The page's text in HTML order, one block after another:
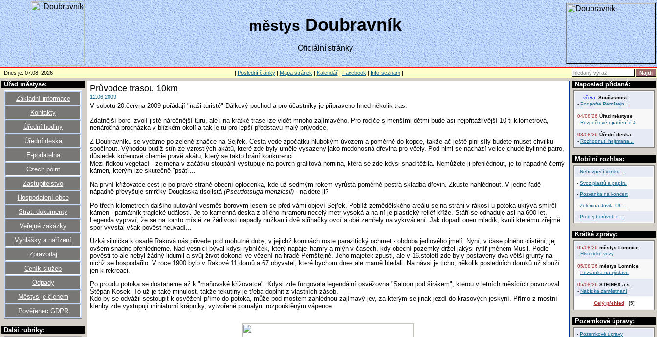
městysDoubravník
Oficiální stránky
Dnes je: 07.08. 2026 | Poslední články| Mapa stránek | Kalendář| Facebook | Info-seznam|
Úřad městyse:
Základní informace
Kontakty
Úřední hodiny
Úřední deska
E-podatelna
Czech point
Zastupitelstvo
Hospodaření obce
Strat. dokumenty
Veřejné zakázky
Vyhlášky a nařízení
Zpravodaj
Ceník služeb
Odpady
Městys je členem
Pověřenec GDPR
Další rubriky:
Naposled přidané:
včera Současnost
- Podpořte Pernštejn...
04/08/26 Úřad městyse
- Rozpočtové opatření č.4
03/08/26 Úřední deska
- Rozhodnutí hejtmana...
Mobilní rozhlas:
- Nebezpečí vzniku...
- Svoz plastů a papíru
- Pozvánka na koncert
- Zelenina Juvita Uh...
- Prodej borůvek z ...
Krátké zprávy:
05/08/26 městys Lomnice
- Historické vozy
05/08/26 městys Lomnice
- Pozvánka na výstavu
05/08/26 STEINEX a.s.
- Nabídka zaměstnání
Celý přehled[5]
Pozemkové úpravy:
- Pozemkové úpravy
Průvodce trasou 10km
12.06.2009
V sobotu 20.června 2009 pořádají "naši turisté" Dálkový pochod a pro účastníky je připraveno hned několik tras.
Zdatnější borci zvolí jistě náročnější túru, ale i na krátké trase lze vidět mnoho zajímavého. Pro rodiče s menšími dětmi bude asi nejpřitažlivější 10-ti kilometrová,
nenáročná procházka v blízkém okolí a tak je tu pro lepší představu malý průvodce.
Z Doubravníku se vydáme po zelené značce na Sejřek. Cesta vede zpočátku hlubokým úvozem a poměrně do kopce, takže ač ještě plni síly budete muset chvilku
spočinout. Výhodou budiž stín ze vzrostlých akátů, které zde byly uměle vysazeny jako medonosná dřevina pro včely. Pod nimi se nachází velice chudé bylinné patro,
důsledek kořenové chemie právě akátu, který se takto brání konkurenci.
Mezi řídkou vegetací - zejména v začátku stoupání vystupuje na povrch grafitová hornina, která se zde kdysi snad těžila. Nemůžete ji přehlédnout, je to nápadně černý
kámen, kterým lze skutečně "psát"...
Na první křižovatce cest je po pravé straně obecní oplocenka, kde už sedmým rokem vyrůstá poměrně pestrá skladba dřevin. Zkuste nahlédnout. V jedné řadě
nápadně převyšuje smrčky Douglaska tisolistá (Pseudotsuga menziesii) - najdete ji?
Po třech kilometrech dalšího putování vesměs borovým lesem se před vámi objeví Sejřek. Poblíž zemědělského areálu se na stráni v rákosí u potoka ukrývá smírčí
kámen - památník tragické události. Je to kamenná deska z bílého mramoru necelý metr vysoká a na ní je plastický reliéf kříže. Stáří se odhaduje asi na 600 let.
Legenda vypraví, že se na tomto místě ze žárlivosti napadly nůžkami dvě střihačky ovcí a obě zemřely na vykrvácení. Jak dopadl onen mladík, kvůli kterému zřejmě
spor vyvstal však pověst neuvadí...
Úzká silnička k osadě Raková nás přivede pod mohutné duby, v jejichž korunách roste parazitický ochmet - obdoba jedlového jmelí. Nyní, v čase plného olistění, jej
ovšem snadno přehlédneme. Nad vesnicí býval kdysi rybníček, který napájel hamry a mlýn v časech, kdy obecní pozemky držel jakýsi rytíř jménem Musil. Podle
pověsti to ale nebyl žádný lidumil a svůj život dokonal ve vězení na hradě Pernštejně. Jeho majetek zpustl, ale v 16.století zde byly postaveny dva větší grunty na
nichž se hospodařilo. V roce 1900 bylo v Rakové 11.domů a 67 obyvatel, které bychom dnes ale marně hledali. Na návsi je ticho, několik posledních domků už slouží
jen k rekreaci.
Po proudu potoka se dostaneme až k "maňovské křižovatce". Kdysi zde fungovala legendární osvěžovna "Saloon pod širákem", kterou v letních měsících povozoval
Štěpán Kosek. To už je také minulost, takže tekutiny je třeba doplnit z vlastních zásob.
Kdo by se odvážil sestoupit k osvěžení přímo do potoka, může pod mostem zahlédnou zajímavý jev, za kterým se jinak jezdí do krasových jeskyní. Přímo z mostní
klenby zde vystupují miniaturní krápníky, vytvořené pomalým rozpouštěným vápence.